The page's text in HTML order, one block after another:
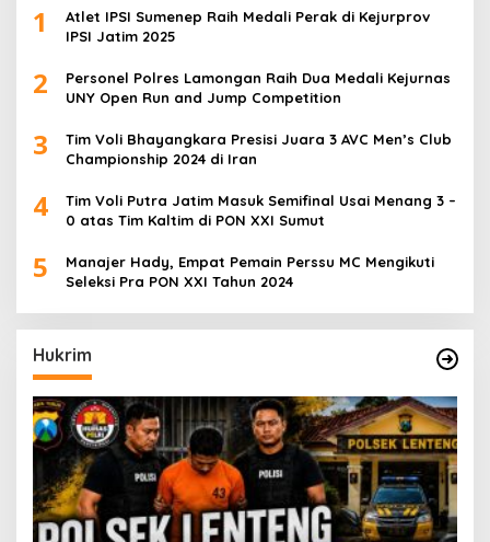
1
Atlet IPSI Sumenep Raih Medali Perak di Kejurprov
IPSI Jatim 2025
2
Personel Polres Lamongan Raih Dua Medali Kejurnas
UNY Open Run and Jump Competition
3
Tim Voli Bhayangkara Presisi Juara 3 AVC Men’s Club
Championship 2024 di Iran
4
Tim Voli Putra Jatim Masuk Semifinal Usai Menang 3 –
0 atas Tim Kaltim di PON XXI Sumut
5
Manajer Hady, Empat Pemain Perssu MC Mengikuti
Seleksi Pra PON XXI Tahun 2024
Hukrim